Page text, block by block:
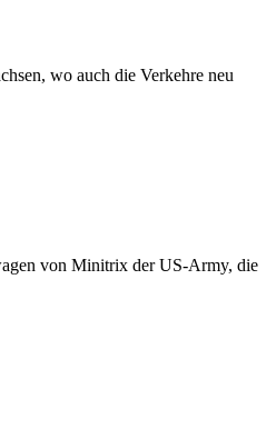
wo auch die Verkehre neu
von Minitrix der US-Army, die